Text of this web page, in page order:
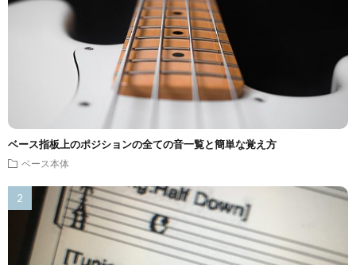
ベース指板上のポジションの全ての音一覧と簡単な覚え方
ベース本体